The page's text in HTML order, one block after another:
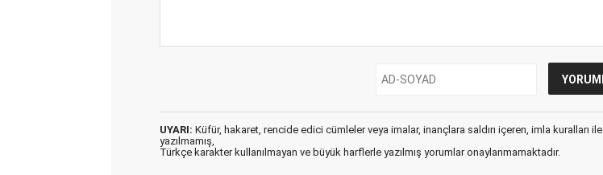
UYARI: Küfür, hakaret, rencide edici cümleler veya imalar, inançlara saldırı içeren, imla kuralları ile
yazılmamış,
Türkçe karakter kullanılmayan ve büyük harflerle yazılmış yorumlar onaylanmamaktadır.